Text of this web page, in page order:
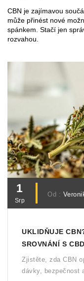
CBN je zajímavou
může přinést nové
spánkem. Stačí jen
rozvahou.
1
Srp
Od :
UKLIDŇUJE
SROVNÁNÍ S CBD
Zjistěte, zda CBN
dávky, bezpečnost